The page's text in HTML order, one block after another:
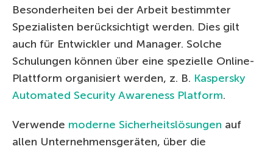
Besonderheiten bei der Arbeit bestimmter
Spezialisten berücksichtigt werden. Dies gilt
auch für Entwickler und Manager. Solche
Schulungen können über eine spezielle Online-
Plattform organisiert werden, z. B. Kaspersky
Automated Security Awareness Platform.
Verwende moderne Sicherheitslösungen auf
allen Unternehmensgeräten, über die